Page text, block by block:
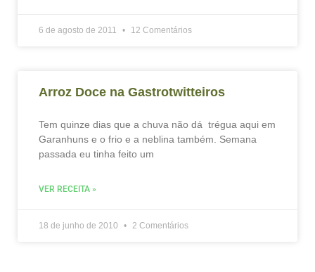
6 de agosto de 2011 12 Comentários
Arroz Doce na Gastrotwitteiros
Tem quinze dias que a chuva não dá trégua aqui em
Garanhuns e o frio e a neblina também. Semana
passada eu tinha feito um
VER RECEITA »
18 de junho de 2010 2 Comentários